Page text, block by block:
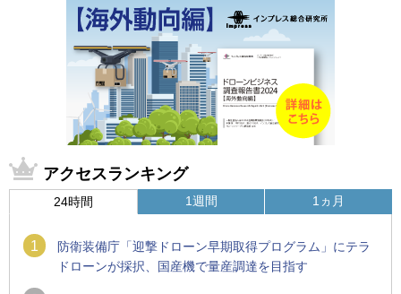
アクセスランキング
24時間
1
防衛装備庁「迎撃ドローン早期取得プログラム」にテラ
ドローンが採択、国産機で量産調達を目指す
1週間 1ヵ月